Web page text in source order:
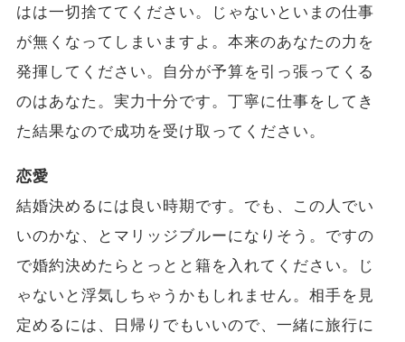
はは一切捨ててください。じゃないといまの仕事
が無くなってしまいますよ。本来のあなたの力を
発揮してください。自分が予算を引っ張ってくる
のはあなた。実力十分です。丁寧に仕事をしてき
た結果なので成功を受け取ってください。
恋愛
結婚決めるには良い時期です。でも、この人でい
いのかな、とマリッジブルーになりそう。ですの
で婚約決めたらとっとと籍を入れてください。じ
ゃないと浮気しちゃうかもしれません。相手を見
定めるには、日帰りでもいいので、一緒に旅行に